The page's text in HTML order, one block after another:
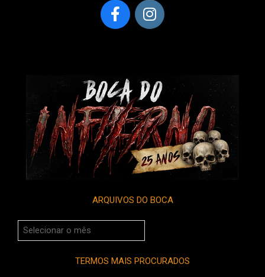
ARQUIVOS DO BOCA
Arquivos
do
TERMOS MAIS PROCURADOS